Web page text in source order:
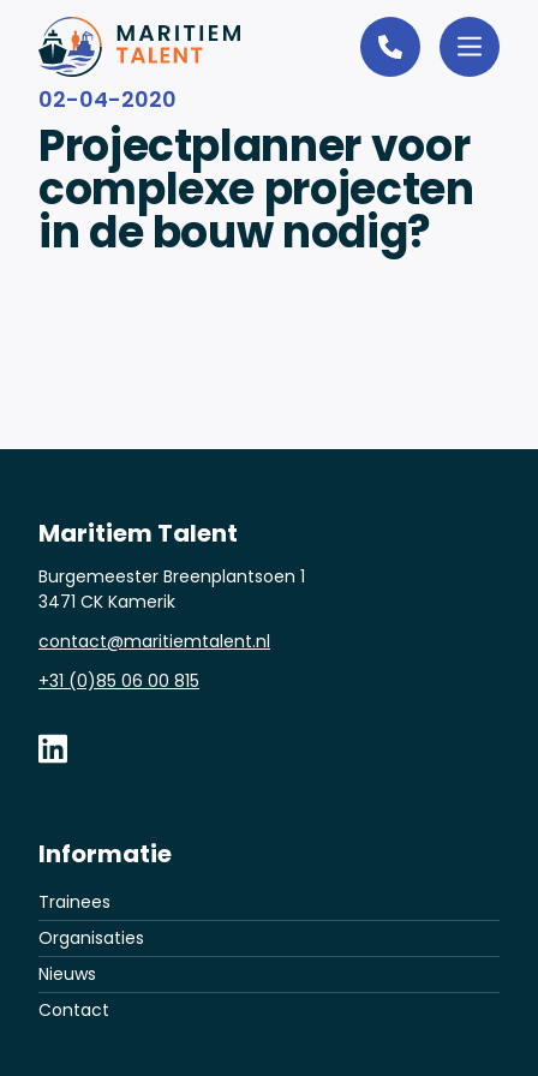
Ga naar de inhoud
02-04-2020
Projectplanner voor
complexe projecten
in de bouw nodig?
Informatie
Trainees
Organisaties
Nieuws
Contact
Maritiem Talent
Burgemeester Breenplantsoen 1
3471 CK Kamerik
contact@maritiemtalent.nl
+31 (0)85 06 00 815